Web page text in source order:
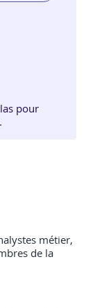
pour
métier,
de la